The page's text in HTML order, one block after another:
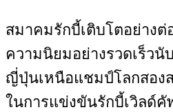
สมาคมรักบี้เติบโตอย่างต่
ความนิยมอย่างรวดเร็ว
ญี่ปุ่นเหนือแชมป์โลกสอง
ในการแข่งขันรักบี้เวิลด์คั